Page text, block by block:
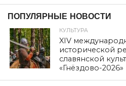
ОБЩЕСТВО
С Днём знаний!
Автор:admin
Опубликовано01.09.2025